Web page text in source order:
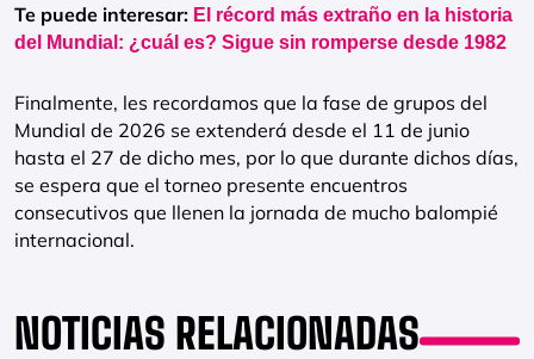
Te puede interesar: El récord más extraño en la historia
del Mundial: ¿cuál es? Sigue sin romperse desde 1982
Finalmente, les recordamos que la fase de grupos del
Mundial de 2026 se extenderá desde el 11 de junio
hasta el 27 de dicho mes, por lo que durante dichos días,
se espera que el torneo presente encuentros
consecutivos que llenen la jornada de mucho balompié
internacional.
NOTICIAS RELACIONADAS